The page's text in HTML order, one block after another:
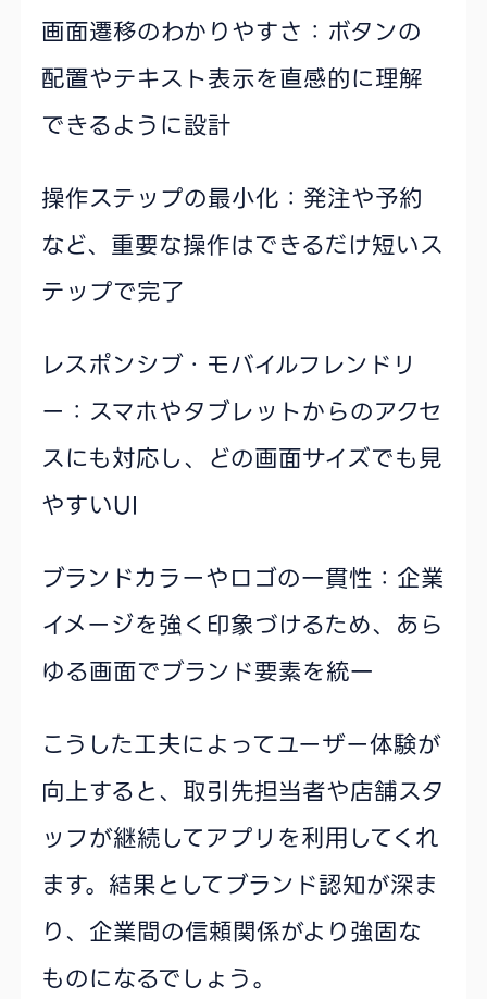
画面遷移のわかりやすさ：ボタンの
配置やテキスト表示を直感的に理解
できるように設計
操作ステップの最小化：発注や予約
など、重要な操作はできるだけ短いス
テップで完了
レスポンシブ・モバイルフレンドリ
ー：スマホやタブレットからのアクセ
スにも対応し、どの画面サイズでも見
やすいUI
ブランドカラーやロゴの一貫性：企業
イメージを強く印象づけるため、あら
ゆる画面でブランド要素を統一
こうした工夫によってユーザー体験が
向上すると、取引先担当者や店舗スタ
ッフが継続してアプリを利用してくれ
ます。結果としてブランド認知が深ま
り、企業間の信頼関係がより強固な
ものになるでしょう。